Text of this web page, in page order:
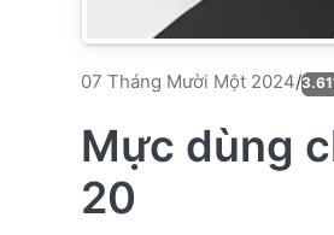
07 Tháng Mười Một 2024/
Mực dùng
20